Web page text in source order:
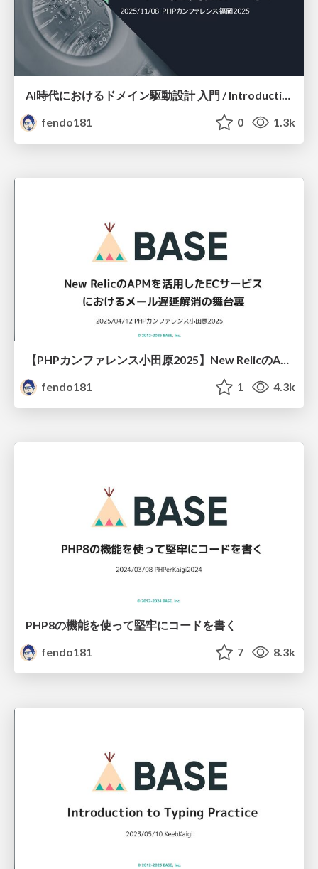
AI時代におけるドメイン駆動設計 入門 / Introduction to Domain-Driven Design in the AI ​​Era
fendo181
0 1.3k
【PHPカンファレンス小田原2025】New RelicのAPMを活用したECサービスにおけるメール遅延解消の舞台裏
fendo181
1 4.3k
PHP8の機能を使って堅牢にコードを書く
fendo181
7 8.3k